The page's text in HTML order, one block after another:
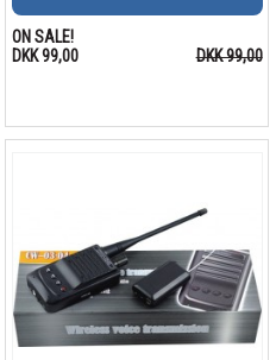
ON SALE!
DKK 99,00
DKK 99,00